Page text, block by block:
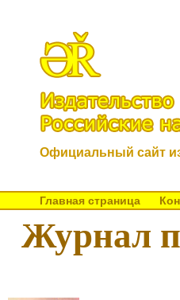
Официальный сайт
Главная страница
Журнал